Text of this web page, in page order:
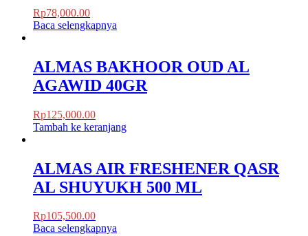
Rp78,000.00
Baca selengkapnya
ALMAS BAKHOOR OUD AL
AGAWID 40GR
Rp125,000.00
Tambah ke keranjang
ALMAS AIR FRESHENER QASR
AL SHUYUKH 500 ML
Rp105,500.00
Baca selengkapnya